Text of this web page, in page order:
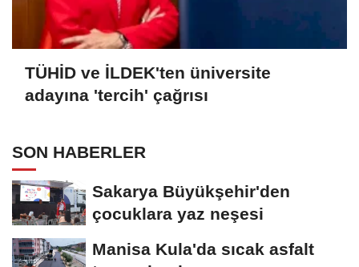
TÜHİD ve İLDEK'ten üniversite
adayına 'tercih' çağrısı
SON HABERLER
Sakarya Büyükşehir'den
çocuklara yaz neşesi
Manisa Kula'da sıcak asfalt